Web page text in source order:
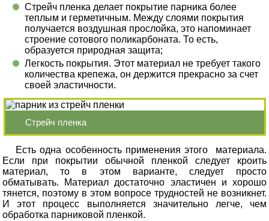
Стрейч пленка делает покрытие парника более
теплым и герметичным. Между слоями покрытия
получается воздушная прослойка, это напоминает
строение сотового поликарбоната. То есть,
образуется природная защита;
Легкость покрытия. Этот материал не требует такого
количества крепежа, он держится прекрасно за счет
своей эластичности.
Стрейч пленка
Есть одна особенность применения этого материала.
Если при покрытии обычной пленкой следует кроить
материал, то в этом варианте, следует просто
обматывать. Материал достаточно эластичен и хорошо
тянется, поэтому в этом вопросе трудностей не возникнет.
И этот процесс выполняется значительно легче, чем
обработка парниковой пленкой.